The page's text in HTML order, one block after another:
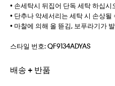
• 손세탁시 뒤집어 단독 세탁 하십시
• 단추나 악세서리는 세탁 시 손상
• 마찰에 의해 올 뜯김, 보푸라기가
스타일 번호:QF9134ADYAS
배송 + 반품